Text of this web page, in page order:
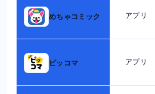
めちゃコミック アプリ
ピッコマ アプリ